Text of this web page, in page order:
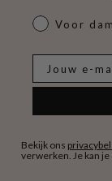
dames &
Voor
Bekijk ons
verwerken. Je kan